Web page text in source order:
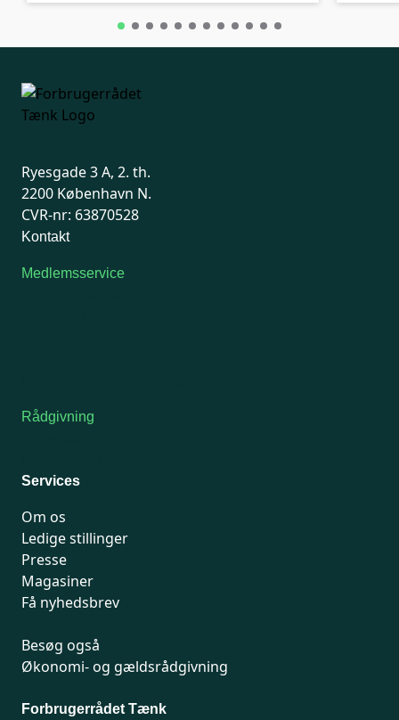
Ryesgade 3 A, 2. th.
2200 København N.
CVR-nr: 63870528
Kontakt
Medlemsservice
Rådgivning
Services
Om os
Ledige stillinger
Presse
Magasiner
Få nyhedsbrev
Besøg også
Økonomi- og gældsrådgivning
Forbrugerrådet Tænk